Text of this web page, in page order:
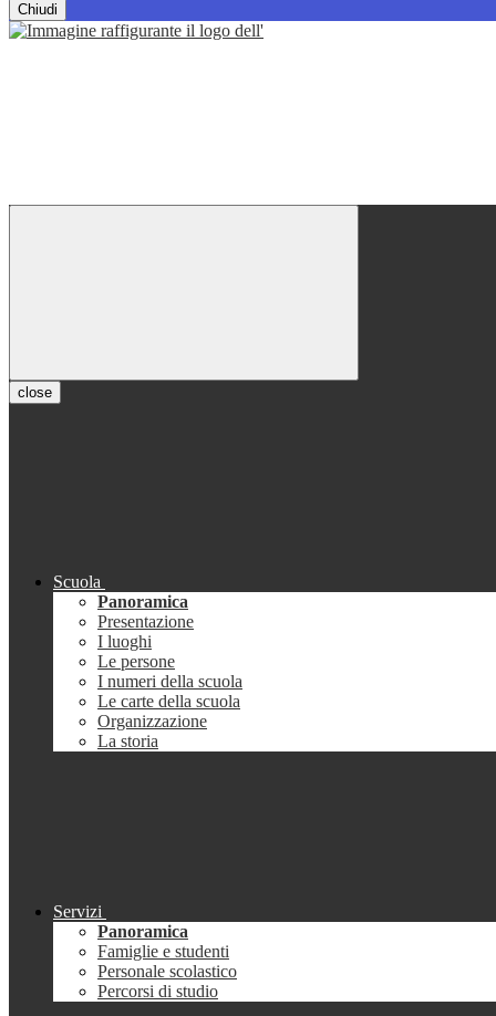
Chiudi
close
Scuola
Panoramica
Presentazione
I luoghi
Le persone
I numeri della scuola
Le carte della scuola
Organizzazione
La storia
Servizi
Panoramica
Famiglie e studenti
Personale scolastico
Percorsi di studio